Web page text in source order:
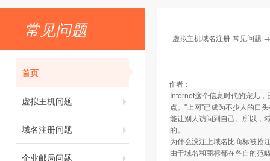
常见问题
首页
虚拟主机问题
域名注册问题
企业邮局问题
虚拟主机域名注册-常见问题
作者：
Internet这个信息时代的宠儿
点。"上网"已成为不少人的口
能让别人访问到自己。所以，
的。
为什么没注上域名比商标被抢
由于域名和商标都在各自的范